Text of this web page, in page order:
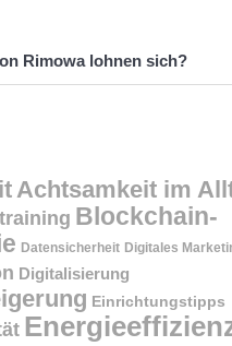
Rimowa lohnen sich?
Achtsamkeit im
Blockchain-
Datensicherheit Digitales
Digitalisierung
Einrichtungstipps